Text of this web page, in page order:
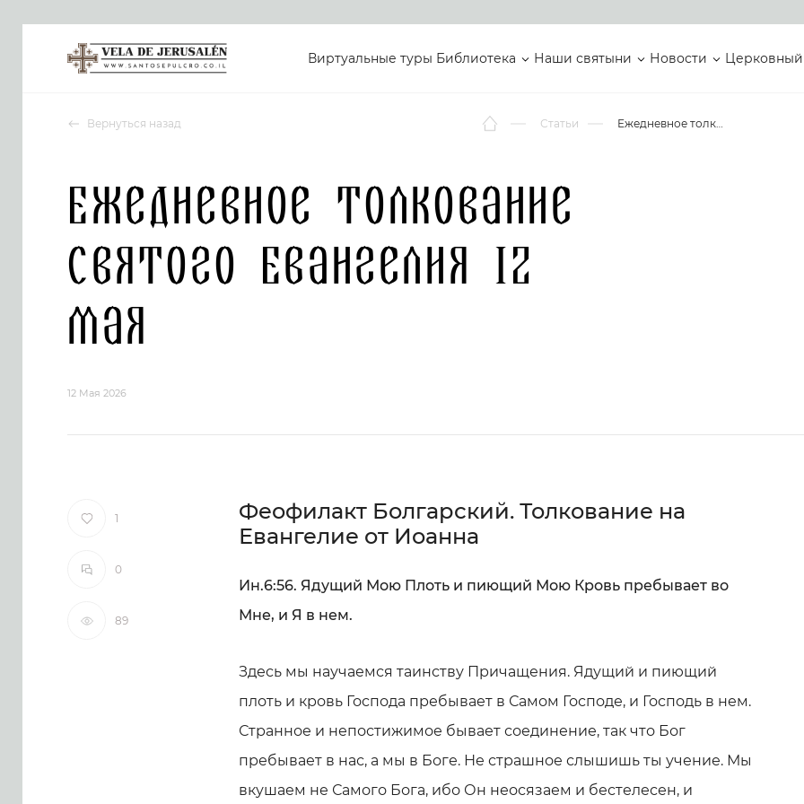
Виртуальные туры Библиотека Наши святыни Новости Церковный
Вернуться назад Статьи Ежедневное толкование Святого Евангелия 12 мая
Ежедневное толкование
Святого Евангелия 12
мая
12 Мая 2026
1
0
89
Феофилакт Болгарский. Толкование на
Евангелие от Иоанна
Ин.6:56. Ядущий Мою Плоть и пиющий Мою Кровь пребывает во
Мне, и Я в нем.
Здесь мы научаемся таинству Причащения. Ядущий и пиющий
плоть и кровь Господа пребывает в Самом Господе, и Господь в нем.
Странное и непостижимое бывает соединение, так что Бог
пребывает в нас, а мы в Боге. Не страшное слышишь ты учение. Мы
вкушаем не Самого Бога, ибо Он неосязаем и бестелесен, и